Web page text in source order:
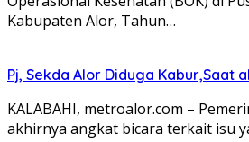
Kabupaten Alor, Tahun…
Pj, Sekda Alor Diduga Kabur,Saat
KALABAHI, metroalor.com –
akhirnya angkat bicara terkait isu